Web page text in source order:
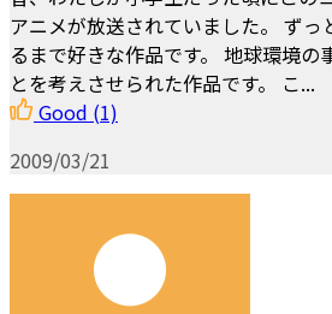
アニメが放送されていました。 ず
るまで好きな作品です。 地球環境の
とを考えさせられた作品です。 こ...
Good (1)
2009/03/21